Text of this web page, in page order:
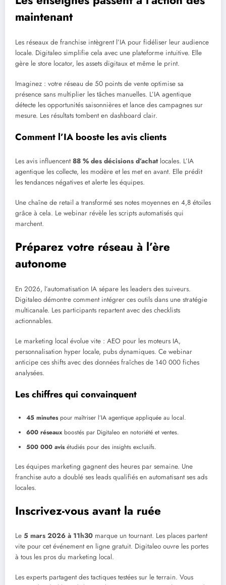
maintenant
Les réseaux de franchise intègrent l’IA pour fidéliser leur audience
locale. Digitaleo simplifie cela avec une plateforme intuitive. Elle
gère le store locator, les assets digitaux et même le print.
Imaginez : votre réseau de 50 points de vente optimise sa
présence sans multiplier les tâches manuelles. L’IA agentique
détecte les opportunités saisonnières et lance des campagnes sur
mesure. Les résultats tombent en dashboard clair.
Comment l’IA booste les avis clients
Les avis influencent88 % des décisions d’achatlocales. L’IA
agentique les collecte, les modère et les met en avant. Elle prédit
les tendances négatives et alerte les équipes.
Une chaîne de retail a transformé ses notes moyennes en 4,8 étoiles
grâce à cela. Le webinar révèle les scripts automatisés qui
marchent.
Préparez votre réseau à l’ère
autonome
En 2026, l’automatisation IA sépare les leaders des suiveurs.
Digitaleo démontre comment intégrer ces outils dans une stratégie
multicanale. Les participants repartent avec des checklists
actionnables.
Le marketing local évolue vite : AEO pour les moteurs IA,
personnalisation hyper locale, pubs dynamiques. Ce webinar
anticipe ces shifts avec des données fraîches de 140 000 fiches
analysées.
Les chiffres qui convainquent
45 minutespour maîtriser l’IA agentique appliquée au local.
600 réseaux boostés par Digitaleo en notoriété et ventes.
500 000 avisétudiés pour des insights exclusifs.
Les équipes marketing gagnent des heures par semaine. Une
franchise auto a doublé ses leads qualifiés en automatisant ses ads
locales.
Inscrivez-vous avant la ruée
Le 5 mars 2026 à 11h30 marque un tournant. Les places partent
vite pour cet événement en ligne gratuit. Digitaleo ouvre les portes
à tous les pros du marketing local.
Les experts partagent des tactiques testées sur le terrain. Vous